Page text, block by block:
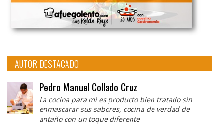
AUTOR DESTACADO
Pedro Manuel Collado Cruz
La cocina para mi es producto bien tratado sin
enmascarar sus sabores, cocina de verdad de
antaño con un toque diferente